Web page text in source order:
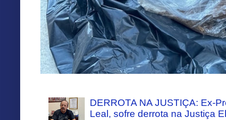
DERROTA NA JUSTIÇA: Ex-
Leal, sofre derrota na Justiça